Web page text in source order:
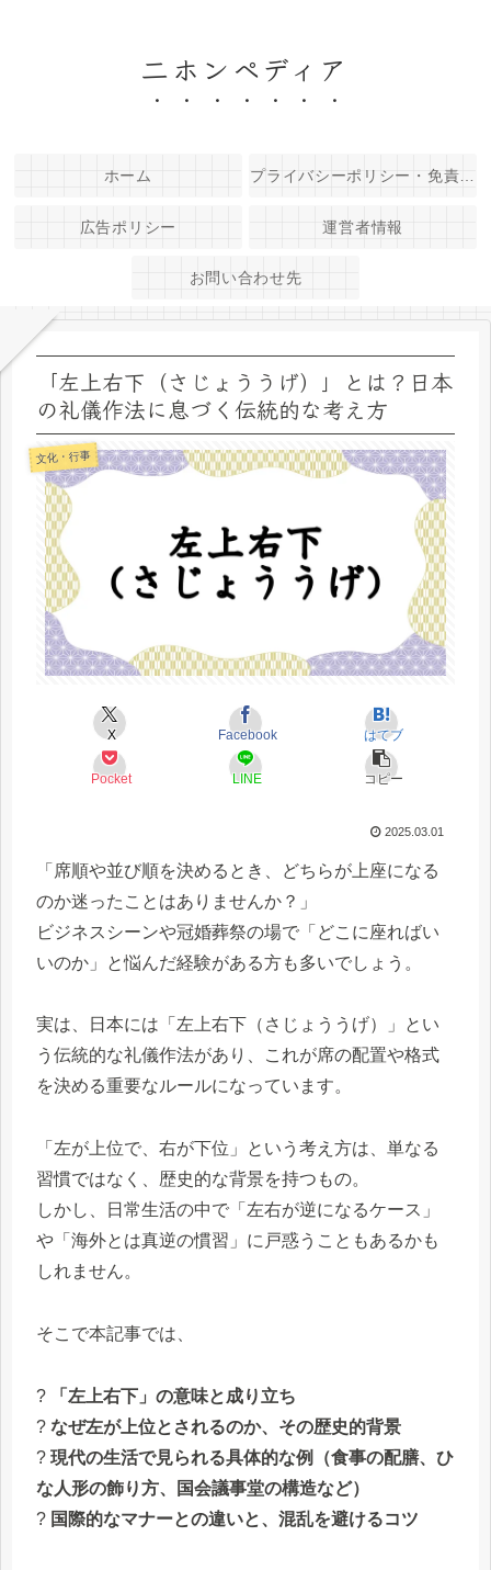
二ホンペディア
ホーム
広告ポリシー 運営者情報
お問い合わせ先
「左上右下（さじょううげ）」とは？日本
の礼儀作法に息づく伝統的な考え方
文化・行事
X Facebook はてブ
Pocket LINE コピー
2025.03.01
「席順や並び順を決めるとき、どちらが上座になる
のか迷ったことはありませんか？」
ビジネスシーンや冠婚葬祭の場で「どこに座ればい
いのか」と悩んだ経験がある方も多いでしょう。
実は、日本には「左上右下（さじょううげ）」とい
う伝統的な礼儀作法があり、これが席の配置や格式
を決める重要なルールになっています。
「左が上位で、右が下位」という考え方は、単なる
習慣ではなく、歴史的な背景を持つもの。
しかし、日常生活の中で「左右が逆になるケース」
や「海外とは真逆の慣習」に戸惑うこともあるかも
しれません。
そこで本記事では、
?
「左上右下」の意味と成り立ち
? なぜ左が上位とされるのか、その歴史的背景
? 現代の生活で見られる具体的な例（食事の配膳、ひ
な人形の飾り方、国会議事堂の構造など）
? 国際的なマナーとの違いと、混乱を避けるコツ